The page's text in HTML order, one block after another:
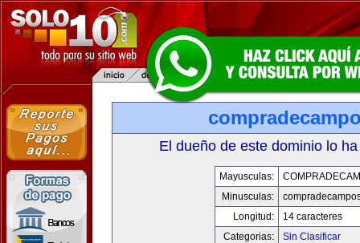
El dueño de este dominio lo
Mayusculas:
Minusculas:
Longitud:
14 caracteres
Categorias:
Sin Clasificar